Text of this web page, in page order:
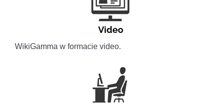
Video
WikiGamma w formacie video.